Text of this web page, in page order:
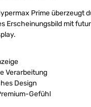
Prime überzeugt
Erscheinungsbild mit
Verarbeitung
Design
Gefühl